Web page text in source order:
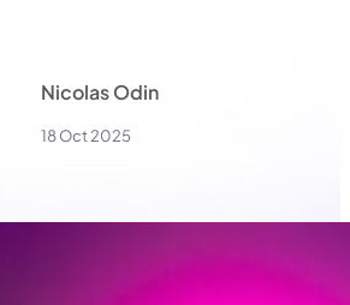
Nicolas Odin
18 Oct 2025